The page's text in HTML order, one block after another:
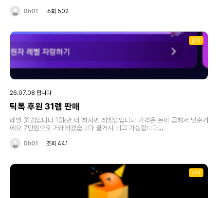
Dh01 조회 502
인기
26.07.08 팝니다
틱톡 후원 31렙 판매
레벨 31렙입니다 10k만 더 하시면 레벨업입니다 가격은 돈이 급해서 낮춘거
에요 7만원으로 거래하겠습니다 쿨거시 네고 가능합니다
Dh01 조회 441
인기